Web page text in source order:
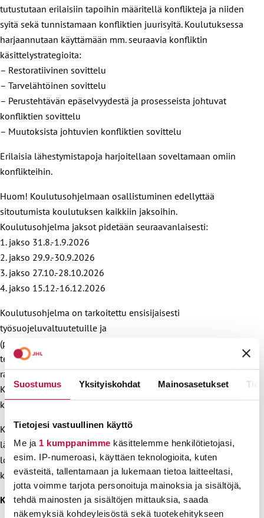
Suostumus Yksityiskohdat Mainosasetukset
Tietojesi vastuullinen käyttö
Me ja 1 kumppanimme käsittelemme henkilötietojasi,
esim. IP-numeroasi, käyttäen teknologioita, kuten
evästeitä, tallentamaan ja lukemaan tietoa laitteeltasi,
jotta voimme tarjota personoituja mainoksia ja sisältöjä,
tehdä mainosten ja sisältöjen mittauksia, saada
näkemyksiä kohdeyleisöstä sekä tuotekehitykseen
tutustutaan erilaisiin tapoihin määritellä konflikteja ja niiden
syitä sekä tunnistamaan konfliktien juurisyitä. Koulutuksessa
harjaannutaan käyttämään mm. seuraavia konfliktin
käsittelystrategioita:
– Restoratiivinen sovittelu
– Tarvelähtöinen sovittelu
– Perustehtävän epäselvyydestä ja prosesseista johtuvat
konfliktien sovittelu
– Muutoksista johtuvien konfliktien sovittelu
Erilaisia lähestymistapoja harjoitellaan soveltamaan omiin
konflikteihin.
Huom! Koulutusohjelmaan osallistuminen edellyttää
sitoutumista koulutuksen kaikkiin jaksoihin.
Koulutusohjelma jaksot pidetään seuraavanlaisesti:
1. jakso 31.8.-1.9.2026
2. jakso 29.9.-30.9.2026
3. jakso 27.10.-28.10.2026
4. jakso 15.12.-16.12.2026
Koulutusohjelma on tarkoitettu ensisijaisesti
työsuojeluvaltuutetuille ja
(pää)luottamusmiehille/luottamusedustajille, jotka
tehtävässään kohtaavat konfliktitilanteita ja toimivat niiden
ratkaisuprosesseissa. Koulutus soveltuu kaikille toimialoille.
Koulutuksen palkallisuus määrittyy oman
koulutussopimuksen mukaisesti.
Koulutusohjelmaan on erillinen hakuprosessi: hakijoille
lähetetään syventävä hakulomake, jonka perusteella
lopulliset valinnat tehdään. Hakuprosessi käynnistyy
keväällä 2026 ja valinnat tehdään 31.5. mennessä.
Kohderyhmä